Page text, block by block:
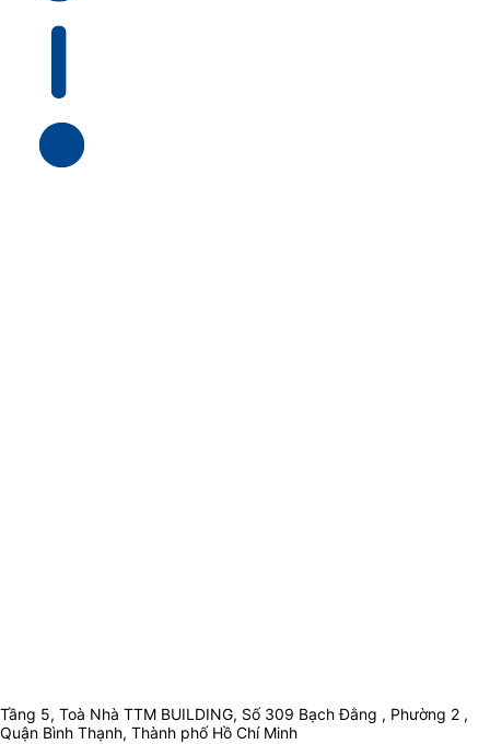
Tầng 5, Toà Nhà TTM BUILDING, Số 309 Bạch Đằng , Phường 2 ,
Quận Bình Thạnh, Thành phố Hồ Chí Minh